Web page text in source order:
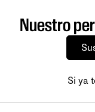
Nuestro
Si ya